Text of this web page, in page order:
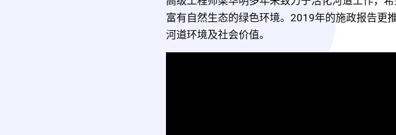
富有自然生态的绿色环境。2019年的施政报告更
河道环境及社会价值。